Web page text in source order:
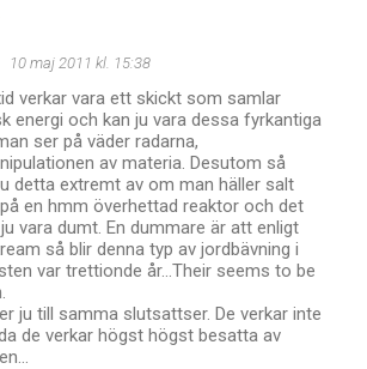
10 maj 2011 kl. 15:38
verkar vara ett skickt som samlar
energi och kan ju vara dessa fyrkantiga
ser på väder radarna,
av materia. Desutom så
detta extremt av om man häller salt
en hmm överhettad reaktor och det
vara dumt. En dummare är att enligt
så blir denna typ av jordbävning i
var trettionde år...Their seems to be
ju till samma slutsattser. De verkar inte
de verkar högst högst besatta av